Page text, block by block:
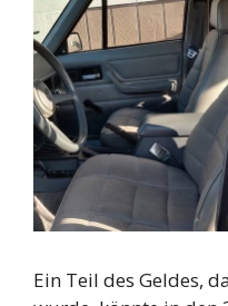
Ein Teil des Geldes,